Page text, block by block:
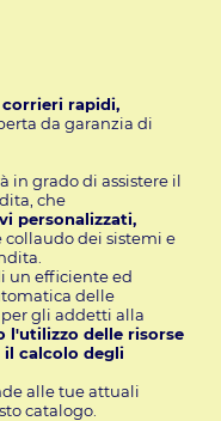
corrieri rapidi,
da garanzia di
in grado di assistere il
che
personalizzati,
collaudo dei sistemi e
un efficiente ed
delle
gli addetti alla
l'utilizzo delle risorse
il calcolo degli
alle tue attuali
catalogo.